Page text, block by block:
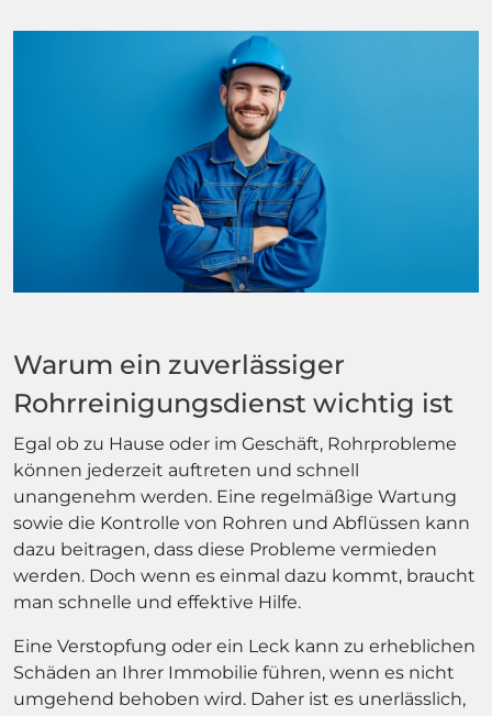
Warum ein zuverlässiger
Rohrreinigungsdienst wichtig ist
Egal ob zu Hause oder im Geschäft, Rohrprobleme
können jederzeit auftreten und schnell
unangenehm werden. Eine regelmäßige Wartung
sowie die Kontrolle von Rohren und Abflüssen kann
dazu beitragen, dass diese Probleme vermieden
werden. Doch wenn es einmal dazu kommt, braucht
man schnelle und effektive Hilfe.
Eine Verstopfung oder ein Leck kann zu erheblichen
Schäden an Ihrer Immobilie führen, wenn es nicht
umgehend behoben wird. Daher ist es unerlässlich,